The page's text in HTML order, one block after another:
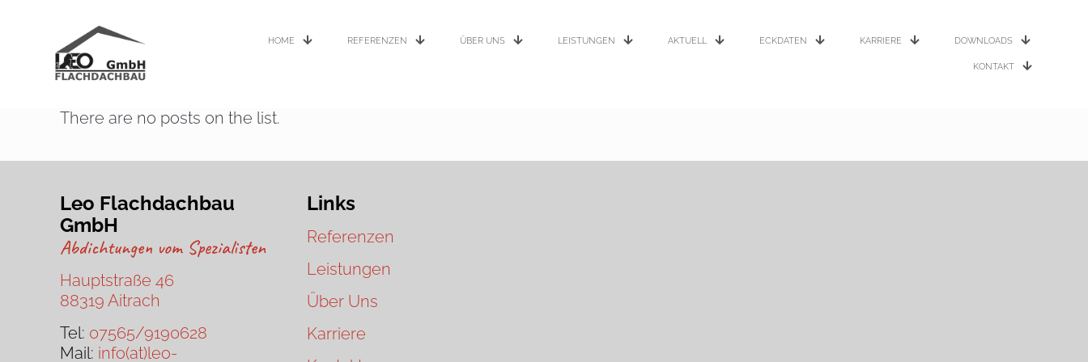
HOME REFERENZEN ÜBER UNS LEISTUNGEN AKTUELL ECKDATEN KARRIERE DOWNLOADS
KONTAKT
There are no posts on the list.
Leo Flachdachbau
GmbH
Abdichtungen vom Spezialisten
Hauptstraße 46
88319 Aitrach
Tel: 07565/9190628
Mail: info(at)leo-
Links
Referenzen
Leistungen
Über Uns
Karriere